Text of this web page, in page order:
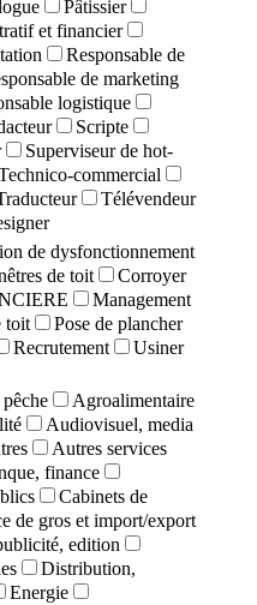
Pâtissier
et financier
Responsable de
de marketing
logistique
Scripte
Superviseur de hot-
commercial
Télévendeur
de dysfonctionnement
de toit
Corroyer
Management
toit
Pose de plancher
Recrutement
Usiner
Agroalimentaire
Audiovisuel, media
Autres services
finance
Cabinets de
de gros et import/export
edition
Distribution,
Energie